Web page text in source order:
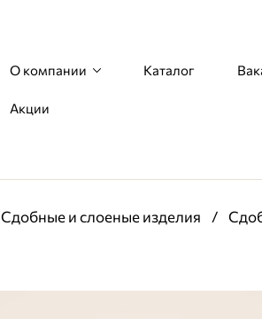
О компании Каталог
Акции
Сдобные и слоеные изделия /